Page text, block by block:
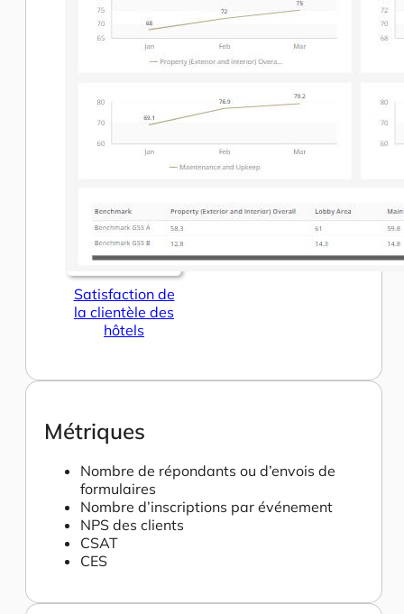
Satisfaction de
la clientèle des
hôtels
Métriques
Nombre de répondants ou d’envois de
formulaires
Nombre d’inscriptions par événement
NPS des clients
CSAT
CES